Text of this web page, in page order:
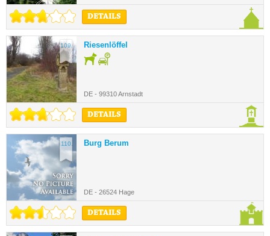
DETAILS
109. Riesenlöffel
DE - 99310 Arnstadt
DETAILS
110. Burg Berum
DE - 26524 Hage
DETAILS